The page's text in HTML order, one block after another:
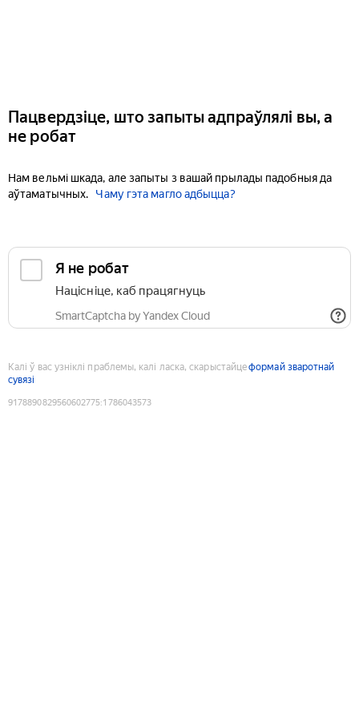
Пацвердзіце, што запыты адпраўлялі вы, а
не робат
Нам вельмі шкада, але запыты з вашай прылады падобныя да
аўтаматычных.
Чаму гэта магло адбыцца?
Я не робат
Націсніце, каб працягнуць
SmartCaptcha by Yandex Cloud
Калі ў вас узніклі праблемы, калі ласка, скарыстайцеформай зваротнай
сувязі
9178890829560602775:1786043573